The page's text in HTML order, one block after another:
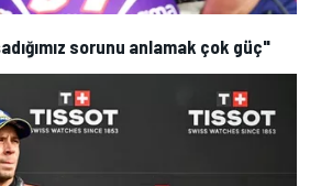
sorunu anlamak çok güç"